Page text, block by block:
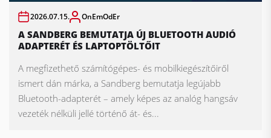
2026.07.15. OnEmOdEr
A SANDBERG BEMUTATJA ÚJ BLUETOOTH AUDIÓ
ADAPTERÉT ÉS LAPTOPTÖLTŐIT
A megfizethető számítógépes- és mobilkiegészítőiről
ismert dán márka, a Sandberg bemutatja legújabb
Bluetooth-adapterét – amely képes az analóg hangsáv
vezeték nélküli jellé történő át- és...